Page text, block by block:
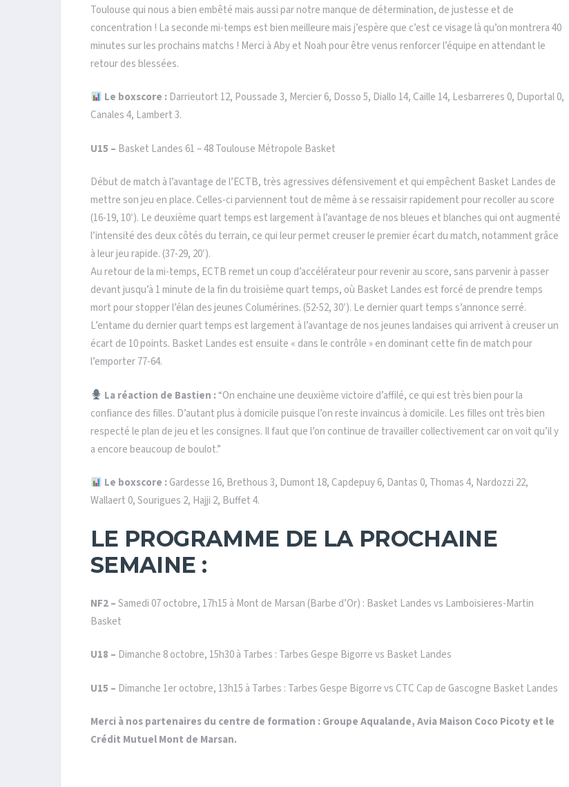
Toulouse qui nous a bien embêté mais aussi par notre manque de détermination, de justesse et de
concentration ! La seconde mi-temps est bien meilleure mais j’espère que c’est ce visage là qu’on montrera 40
minutes sur les prochains matchs ! Merci à Aby et Noah pour être venus renforcer l’équipe en attendant le
retour des blessées.
Le boxscore : Darrieutort 12, Poussade 3, Mercier 6, Dosso 5, Diallo 14, Caille 14, Lesbarreres 0, Duportal 0,
Canales 4, Lambert 3.
U15 – Basket Landes 61 – 48 Toulouse Métropole Basket
Début de match à l’avantage de l’ECTB, très agressives défensivement et qui empêchent Basket Landes de
mettre son jeu en place. Celles-ci parviennent tout de même à se ressaisir rapidement pour recoller au score
(16-19, 10′). Le deuxième quart temps est largement à l’avantage de nos bleues et blanches qui ont augmenté
l’intensité des deux côtés du terrain, ce qui leur permet creuser le premier écart du match, notamment grâce
à leur jeu rapide. (37-29, 20′).
Au retour de la mi-temps, ECTB remet un coup d’accélérateur pour revenir au score, sans parvenir à passer
devant jusqu’à 1 minute de la fin du troisième quart temps, où Basket Landes est forcé de prendre temps
mort pour stopper l’élan des jeunes Columérines. (52-52, 30′). Le dernier quart temps s’annonce serré.
L’entame du dernier quart temps est largement à l’avantage de nos jeunes landaises qui arrivent à creuser un
écart de 10 points. Basket Landes est ensuite « dans le contrôle » en dominant cette fin de match pour
l’emporter 77-64.
La réaction de Bastien : “On enchaine une deuxième victoire d’affilé, ce qui est très bien pour la
confiance des filles. D’autant plus à domicile puisque l’on reste invaincus à domicile. Les filles ont très bien
respecté le plan de jeu et les consignes. Il faut que l’on continue de travailler collectivement car on voit qu’il y
a encore beaucoup de boulot.”
Le boxscore : Gardesse 16, Brethous 3, Dumont 18, Capdepuy 6, Dantas 0, Thomas 4, Nardozzi 22,
Wallaert 0, Sourigues 2, Hajji 2, Buffet 4.
LE PROGRAMME DE LA PROCHAINE
SEMAINE :
NF2 –Samedi 07 octobre, 17h15 à Mont de Marsan (Barbe d’Or) : Basket Landes vs Lamboisieres-Martin
Basket
U18 – Dimanche 8 octobre, 15h30 à Tarbes : Tarbes Gespe Bigorre vs Basket Landes
U15 – Dimanche 1er octobre, 13h15 à Tarbes : Tarbes Gespe Bigorre vs CTC Cap de Gascogne Basket Landes
Merci à nos partenaires du centre de formation : Groupe Aqualande, Avia Maison Coco Picoty et le
Crédit Mutuel Mont de Marsan.